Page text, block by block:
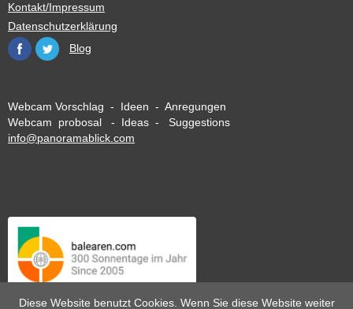
Kontakt/Impressum
Datenschutzerklärung
Blog
Webcam Vorschlag - Ideen - Anregungen
Webcam probosal - Ideas - Suggestions
info@panoramablick.com
Diese Website benutzt Cookies. Wenn Sie diese Website weiter